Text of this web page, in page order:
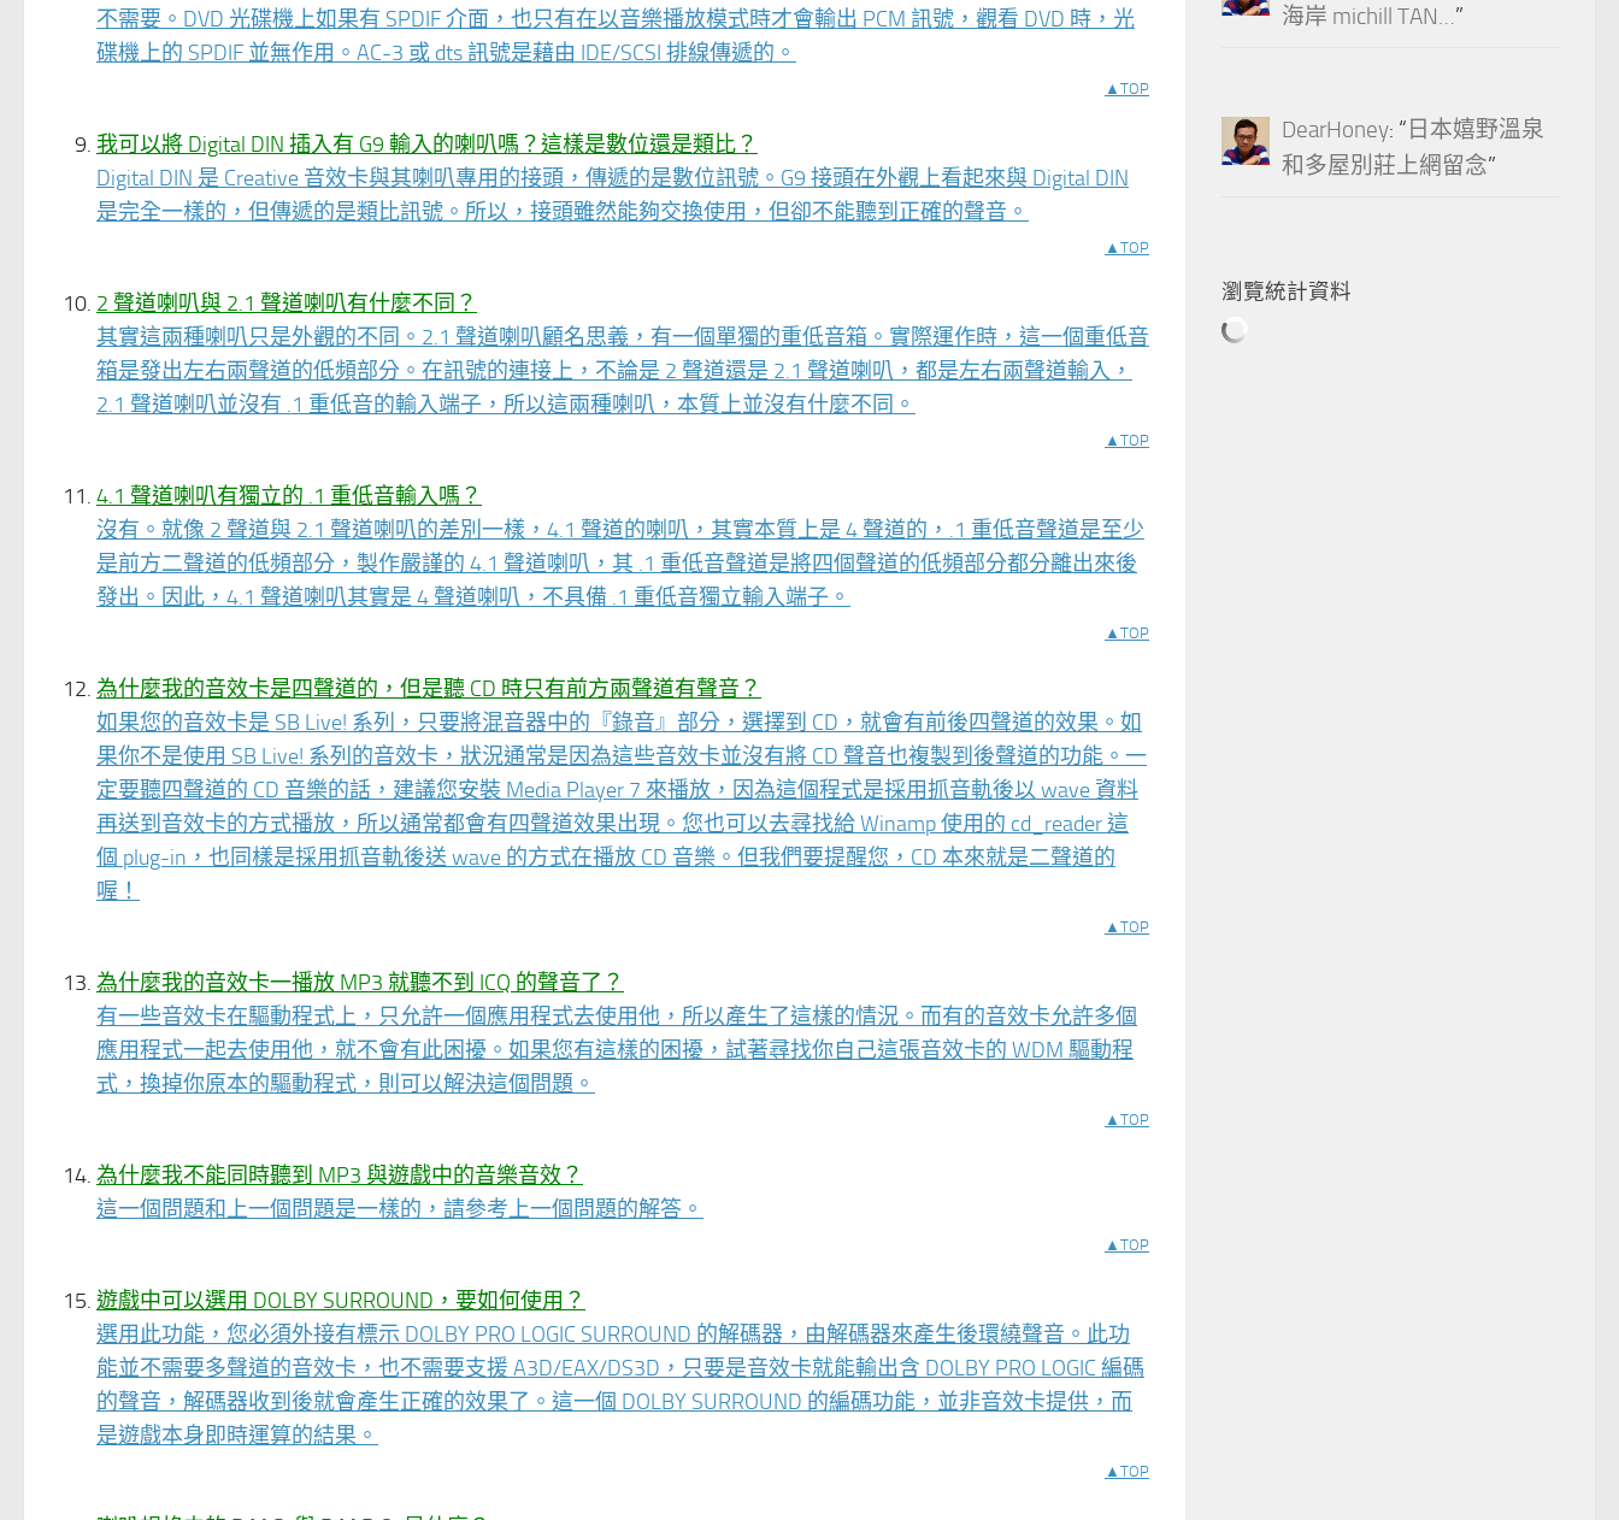
不需要。DVD 光碟機上如果有 SPDIF 介面，也只有在以音樂播放模式時才會輸出 PCM 訊號，觀看 DVD 時，光
碟機上的 SPDIF 並無作用。AC-3 或 dts 訊號是藉由 IDE/SCSI 排線傳遞的。
▲TOP
我可以將 Digital DIN 插入有 G9 輸入的喇叭嗎？這樣是數位還是類比？
Digital DIN 是 Creative 音效卡與其喇叭專用的接頭，傳遞的是數位訊號。G9 接頭在外觀上看起來與 Digital DIN
是完全一樣的，但傳遞的是類比訊號。所以，接頭雖然能夠交換使用，但卻不能聽到正確的聲音。
▲TOP
2 聲道喇叭與 2.1 聲道喇叭有什麼不同？
其實這兩種喇叭只是外觀的不同。2.1 聲道喇叭顧名思義，有一個單獨的重低音箱。實際運作時，這一個重低音
箱是發出左右兩聲道的低頻部分。在訊號的連接上，不論是 2 聲道還是 2.1 聲道喇叭，都是左右兩聲道輸入，
2.1 聲道喇叭並沒有 .1 重低音的輸入端子，所以這兩種喇叭，本質上並沒有什麼不同。
▲TOP
4.1 聲道喇叭有獨立的 .1 重低音輸入嗎？
沒有。就像 2 聲道與 2.1 聲道喇叭的差別一樣，4.1 聲道的喇叭，其實本質上是 4 聲道的，.1 重低音聲道是至少
是前方二聲道的低頻部分，製作嚴謹的 4.1 聲道喇叭，其 .1 重低音聲道是將四個聲道的低頻部分都分離出來後
發出。因此，4.1 聲道喇叭其實是 4 聲道喇叭，不具備 .1 重低音獨立輸入端子。
▲TOP
為什麼我的音效卡是四聲道的，但是聽 CD 時只有前方兩聲道有聲音？
如果您的音效卡是 SB Live! 系列，只要將混音器中的『錄音』部分，選擇到 CD，就會有前後四聲道的效果。如
果你不是使用 SB Live! 系列的音效卡，狀況通常是因為這些音效卡並沒有將 CD 聲音也複製到後聲道的功能。一
定要聽四聲道的 CD 音樂的話，建議您安裝 Media Player 7 來播放，因為這個程式是採用抓音軌後以 wave 資料
再送到音效卡的方式播放，所以通常都會有四聲道效果出現。您也可以去尋找給 Winamp 使用的 cd_reader 這
個 plug-in，也同樣是採用抓音軌後送 wave 的方式在播放 CD 音樂。但我們要提醒您，CD 本來就是二聲道的
喔！
▲TOP
為什麼我的音效卡一播放 MP3 就聽不到 ICQ 的聲音了？
有一些音效卡在驅動程式上，只允許一個應用程式去使用他，所以產生了這樣的情況。而有的音效卡允許多個
應用程式一起去使用他，就不會有此困擾。如果您有這樣的困擾，試著尋找你自己這張音效卡的 WDM 驅動程
式，換掉你原本的驅動程式，則可以解決這個問題。
▲TOP
為什麼我不能同時聽到 MP3 與遊戲中的音樂音效？
這一個問題和上一個問題是一樣的，請參考上一個問題的解答。
▲TOP
遊戲中可以選用 DOLBY SURROUND，要如何使用？
選用此功能，您必須外接有標示 DOLBY PRO LOGIC SURROUND 的解碼器，由解碼器來產生後環繞聲音。此功
能並不需要多聲道的音效卡，也不需要支援 A3D/EAX/DS3D，只要是音效卡就能輸出含 DOLBY PRO LOGIC 編碼
的聲音，解碼器收到後就會產生正確的效果了。這一個 DOLBY SURROUND 的編碼功能，並非音效卡提供，而
是遊戲本身即時運算的結果。
▲TOP
海岸 michill TAN…”
DearHoney: “ 日本嬉野溫泉
和多屋別莊上網留念”
瀏覽統計資料